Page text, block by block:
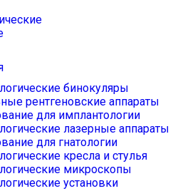
бинокуляры
рентгеновские аппараты
для имплантологии
лазерные аппараты
для гнатологии
кресла и стулья
микроскопы
установки